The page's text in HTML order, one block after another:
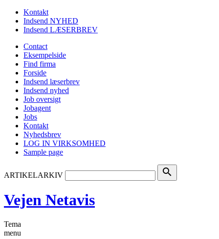
Kontakt
Indsend NYHED
Indsend LÆSERBREV
Contact
Eksempelside
Find firma
Forside
Indsend læserbrev
Indsend nyhed
Job oversigt
Jobagent
Jobs
Kontakt
Nyhedsbrev
LOG IN VIRKSOMHED
Sample page
ARTIKELARKIV search
Vejen Netavis
Tema
menu